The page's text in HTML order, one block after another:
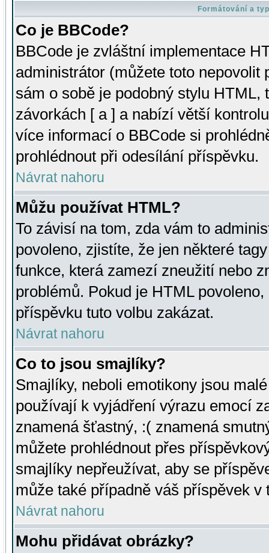
Formátování a
Co je BBCode?
BBCode je zvláštní implementace
administrátor (můžete toto
sám o sobě je podobný stylu HTML,
závorkách [ a ] a nabízí větší
více informací o BBCode si
prohlédnout při odesílání příspěvku.
Návrat nahoru
Můžu používat HTML?
To závisí na tom, zda vám to
povoleno, zjistíte, že jen některé
funkce, která zamezí zneužití nebo
problémů. Pokud je HTML
příspěvku tuto volbu zakázat.
Návrat nahoru
Co to jsou smajlíky?
Smajlíky, neboli emotikony jsou
používají k vyjádření výrazu emocí
znamená šťastný, :( znamená
můžete prohlédnout přes
smajlíky nepřeužívat, aby se
může také případně váš příspěvek v
Návrat nahoru
Mohu přidávat obrázky?